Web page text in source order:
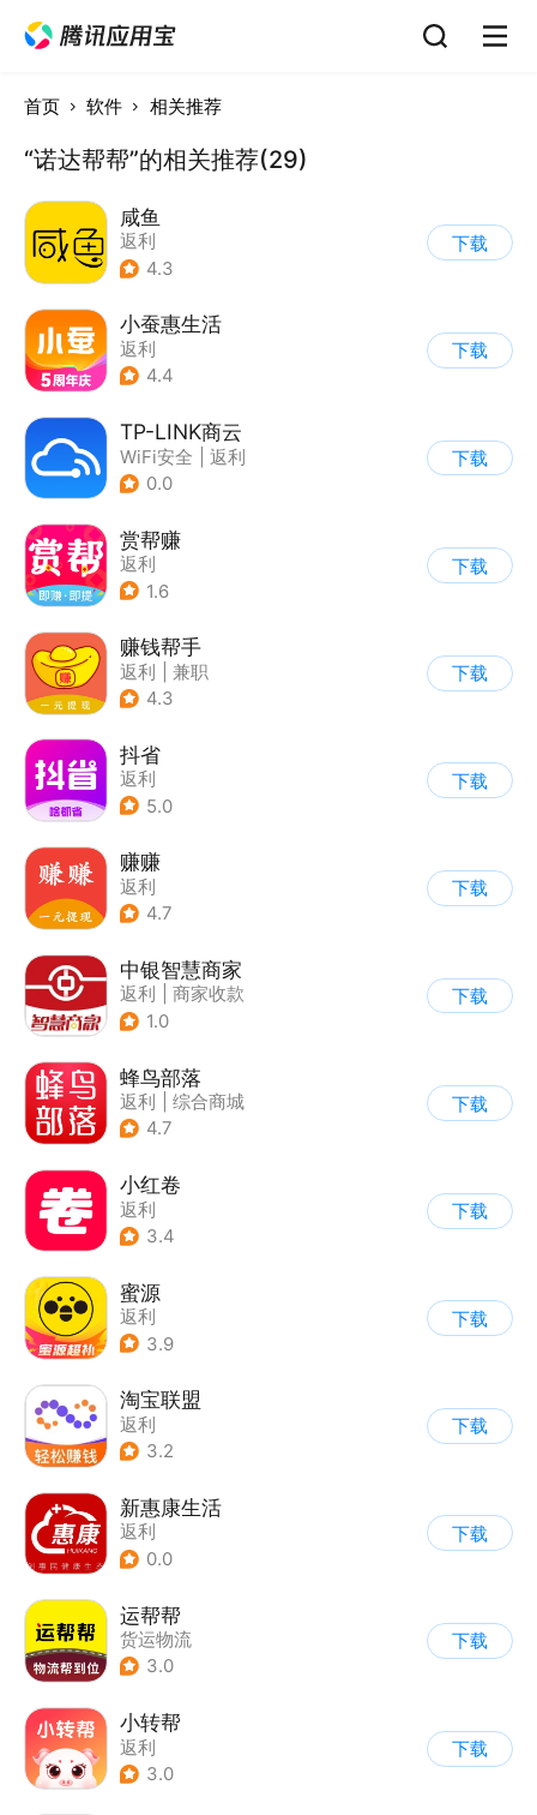
首页 软件 相关推荐
“诺达帮帮”的相关推荐(29)
咸鱼
返利
4.3
下载
小蚕惠生活
返利
4.4
下载
TP-LINK商云
WiFi安全
返利
0.0
下载
赏帮赚
返利
1.6
下载
赚钱帮手
返利
兼职
4.3
下载
抖省
返利
5.0
下载
赚赚
返利
4.7
下载
中银智慧商家
返利
商家收款
1.0
下载
蜂鸟部落
返利
综合商城
4.7
下载
小红卷
返利
3.4
下载
蜜源
返利
3.9
下载
淘宝联盟
返利
3.2
下载
新惠康生活
返利
0.0
下载
运帮帮
货运物流
3.0
下载
小转帮
返利
3.0
下载